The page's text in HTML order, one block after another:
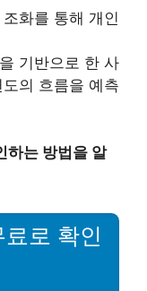
화를 통해 개인
기반으로 한 사
의 흐름을 예측
하는 방법을 알
로 확인